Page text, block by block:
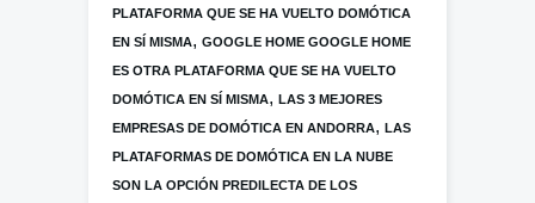
PLATAFORMA QUE SE HA VUELTO DOMÓTICA
EN SÍ MISMA, GOOGLE HOME GOOGLE HOME
ES OTRA PLATAFORMA QUE SE HA VUELTO
DOMÓTICA EN SÍ MISMA, LAS 3 MEJORES
EMPRESAS DE DOMÓTICA EN ANDORRA, LAS
PLATAFORMAS DE DOMÓTICA EN LA NUBE
SON LA OPCIÓN PREDILECTA DE LOS